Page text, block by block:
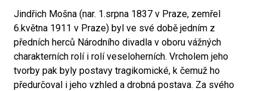
Jindřich Mošna (nar. 1.srpna 1837 v Praze, zemřel
6.května 1911 v Praze) byl ve své době jedním z
předních herců Národního divadla v oboru vážných
charakterních rolí i rolí veseloherních. Vrcholem jeho
tvorby pak byly postavy tragikomické, k čemuž ho
předurčoval i jeho vzhled a drobná postava. Za svého